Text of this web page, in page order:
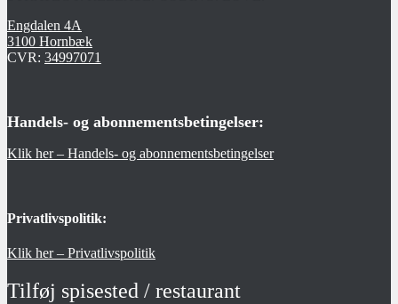
Engdalen 4A
3100 Hornbæk
CVR: 34997071
Handels- og abonnementsbetingelser:
Klik her – Handels- og abonnementsbetingelser
Privatlivspolitik:
Klik her – Privatlivspolitik
Tilføj spisested / restaurant